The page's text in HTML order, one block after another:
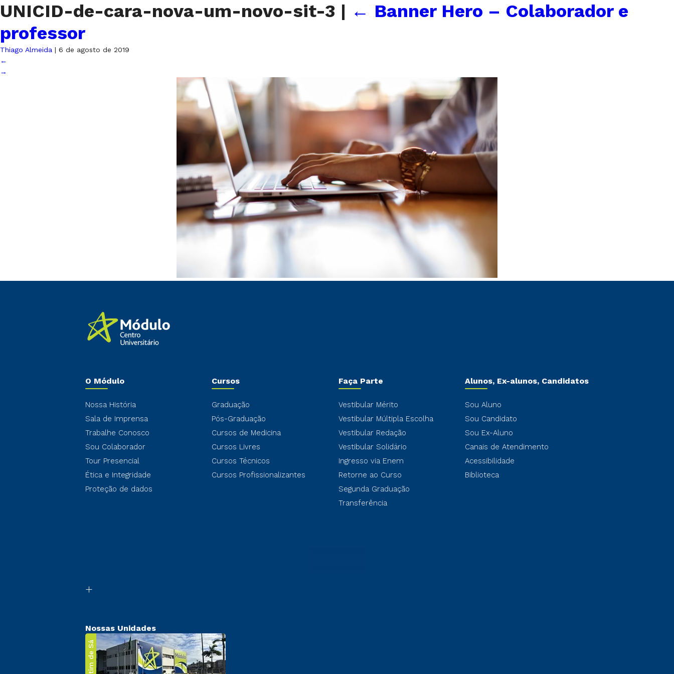
UNICID-de-cara-nova-um-novo-sit-3 | ← Banner Hero – Colaborador e
professor
Thiago Almeida | 6 de agosto de 2019
←
→
O Módulo
Nossa História
Sala de Imprensa
Trabalhe Conosco
Sou Colaborador
Tour Presencial
Ética e Integridade
Proteção de dados
Cursos
Graduação
Pós-Graduação
Cursos de Medicina
Cursos Livres
Cursos Técnicos
Cursos Profissionalizantes
Faça Parte
Vestibular Mérito
Vestibular Múltipla Escolha
Vestibular Redação
Vestibular Solidário
Ingresso via Enem
Retorne ao Curso
Segunda Graduação
Transferência
Alunos, Ex-alunos, Candidatos
Sou Aluno
Sou Candidato
Sou Ex-Aluno
Canais de Atendimento
Acessibilidade
Biblioteca
Nossas Unidades
Martim de Sá